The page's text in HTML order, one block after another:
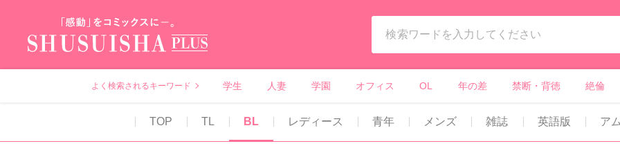
よく検索されるキーワード 学生 人妻 学園 オフィス OL 年の差 禁断・背徳 絶倫
TOP TL BL レディース 青年 メンズ 雑誌 英語版 ア